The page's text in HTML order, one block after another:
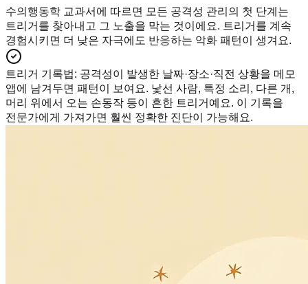
수의행동학 교과서에 따르면 모든 공격성 관리의 첫 단계는
트리거를 찾아내고 그 노출을 막는 것이에요. 트리거를 계속
경험시키면 더 낮은 자극에도 반응하는 악화 패턴이 생겨요.
트리거 기록법: 공격성이 발생한 날짜·장소·직전 상황을 메모
앱에 남겨두면 패턴이 보여요. 낯선 사람, 특정 소리, 다른 개,
머리 위에서 오는 손동작 등이 흔한 트리거예요. 이 기록을
전문가에게 가져가면 훨씬 정확한 진단이 가능해요.